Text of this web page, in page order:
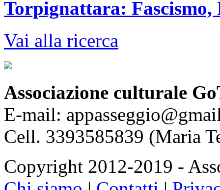
Torpignattara: Fascismo,
Vai alla ricerca
Associazione culturale
E-mail:
Cell. 3393585839 (Maria
Copyright 2012-2019 -